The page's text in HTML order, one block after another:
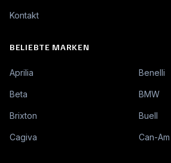
Kontakt
BELIEBTE MARKEN
Aprilia Benelli
Beta BMW
Brixton Buell
Cagiva Can-Am